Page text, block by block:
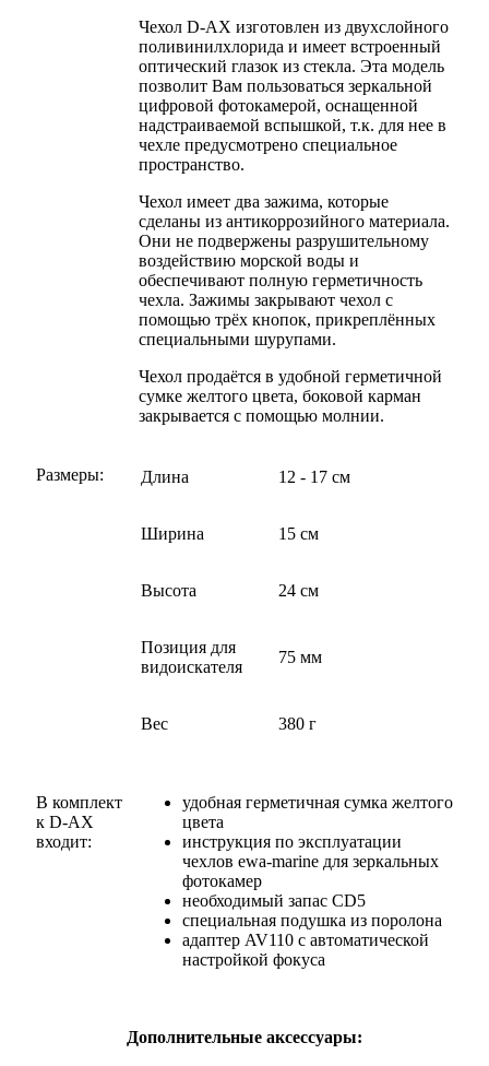
Чехол D-AX изготовлен из двухслойного
поливинилхлорида и имеет встроенный
оптический глазок из стекла. Эта модель
позволит Вам пользоваться зеркальной
цифровой фотокамерой, оснащенной
надстраиваемой вспышкой, т.к. для нее в
чехле предусмотрено специальное
пространство.
Чехол имеет два зажима, которые
сделаны из антикоррозийного материала.
Они не подвержены разрушительному
воздействию морской воды и
обеспечивают полную герметичность
чехла. Зажимы закрывают чехол с
помощью трёх кнопок, прикреплённых
специальными шурупами.
Чехол продаётся в удобной герметичной
сумке желтого цвета, боковой карман
закрывается с помощью молнии.
Размеры: Длина 12 - 17 см
Ширина 15 см
Высота 24 см
Позиция для
видоискателя
75 мм
Вес 380 г
В комплект
к D-AX
входит:
удобная герметичная сумка желтого
цвета
инструкция по эксплуатации
чехлов ewa-marine для зеркальных
фотокамер
необходимый запас CD5
специальная подушка из поролона
адаптер AV110 с автоматической
настройкой фокуса
Дополнительные аксессуары: